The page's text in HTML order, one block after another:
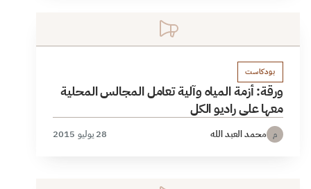
بودكاست
ورقة: أزمة المياه وآلية تعامل المجالس المحلية
معها على راديو الكل
م محمد العبد الله 28 يوليو 2015